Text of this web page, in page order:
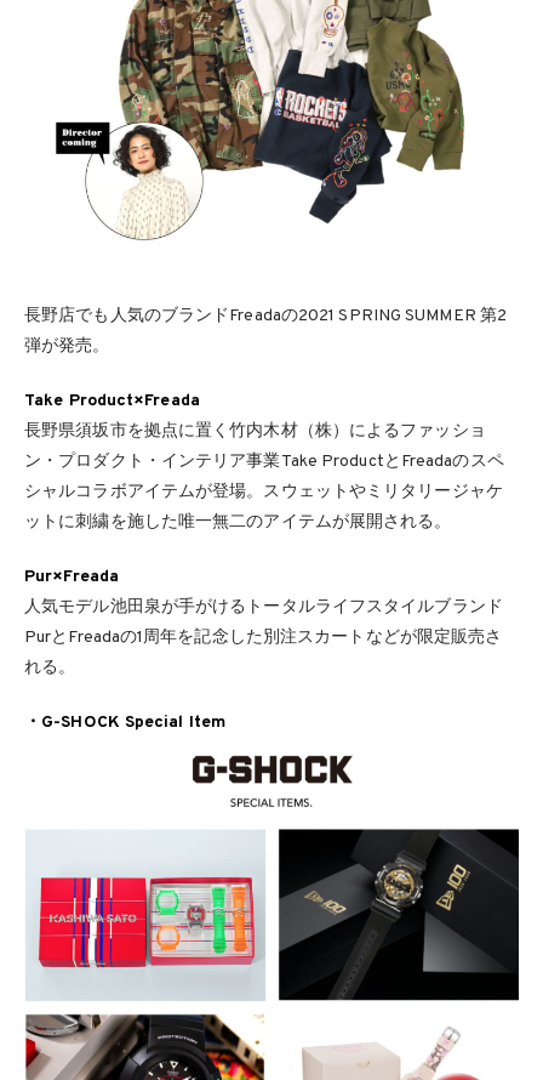
⻑野店でも⼈気のブランドFreadaの2021 SPRING SUMMER 第2
弾が発売。
Take Product×Freada
⻑野県須坂市を拠点に置く⽵内⽊材（株）によるファッショ
ン・プロダクト・インテリア事業Take ProductとFreadaのスペ
シャルコラボアイテムが登場。スウェットやミリタリージャケ
ットに刺繍を施した唯⼀無⼆のアイテムが展開される。
Pur×Freada
⼈気モデル池⽥泉が⼿がけるトータルライフスタイルブランド
PurとFreadaの1周年を記念した別注スカートなどが限定販売さ
れる。
・G-SHOCK Special Item